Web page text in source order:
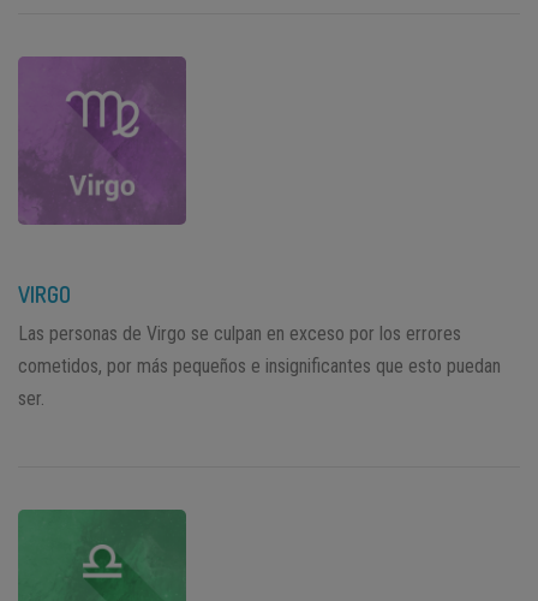
VIRGO
Las personas de Virgo se culpan en exceso por los errores
cometidos, por más pequeños e insignificantes que esto puedan
ser.